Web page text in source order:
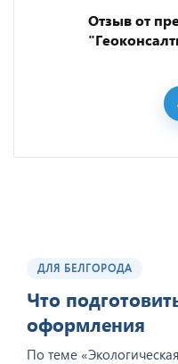
Отзыв от
ДЛЯ БЕЛГОРОДА
Что
оформления
По теме